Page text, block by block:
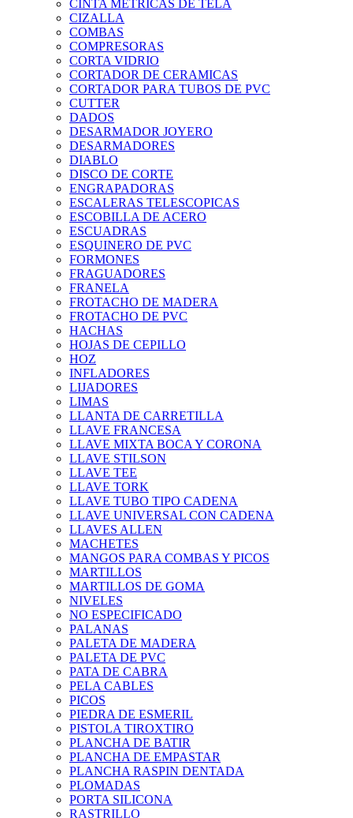
CINTA METRICAS DE TELA
CIZALLA
COMBAS
COMPRESORAS
CORTA VIDRIO
CORTADOR DE CERAMICAS
CORTADOR PARA TUBOS DE PVC
CUTTER
DADOS
DESARMADOR JOYERO
DESARMADORES
DIABLO
DISCO DE CORTE
ENGRAPADORAS
ESCALERAS TELESCOPICAS
ESCOBILLA DE ACERO
ESCUADRAS
ESQUINERO DE PVC
FORMONES
FRAGUADORES
FRANELA
FROTACHO DE MADERA
FROTACHO DE PVC
HACHAS
HOJAS DE CEPILLO
HOZ
INFLADORES
LIJADORES
LIMAS
LLANTA DE CARRETILLA
LLAVE FRANCESA
LLAVE MIXTA BOCA Y CORONA
LLAVE STILSON
LLAVE TEE
LLAVE TORK
LLAVE TUBO TIPO CADENA
LLAVE UNIVERSAL CON CADENA
LLAVES ALLEN
MACHETES
MANGOS PARA COMBAS Y PICOS
MARTILLOS
MARTILLOS DE GOMA
NIVELES
NO ESPECIFICADO
PALANAS
PALETA DE MADERA
PALETA DE PVC
PATA DE CABRA
PELA CABLES
PICOS
PIEDRA DE ESMERIL
PISTOLA TIROXTIRO
PLANCHA DE BATIR
PLANCHA DE EMPASTAR
PLANCHA RASPIN DENTADA
PLOMADAS
PORTA SILICONA
RASTRILLO